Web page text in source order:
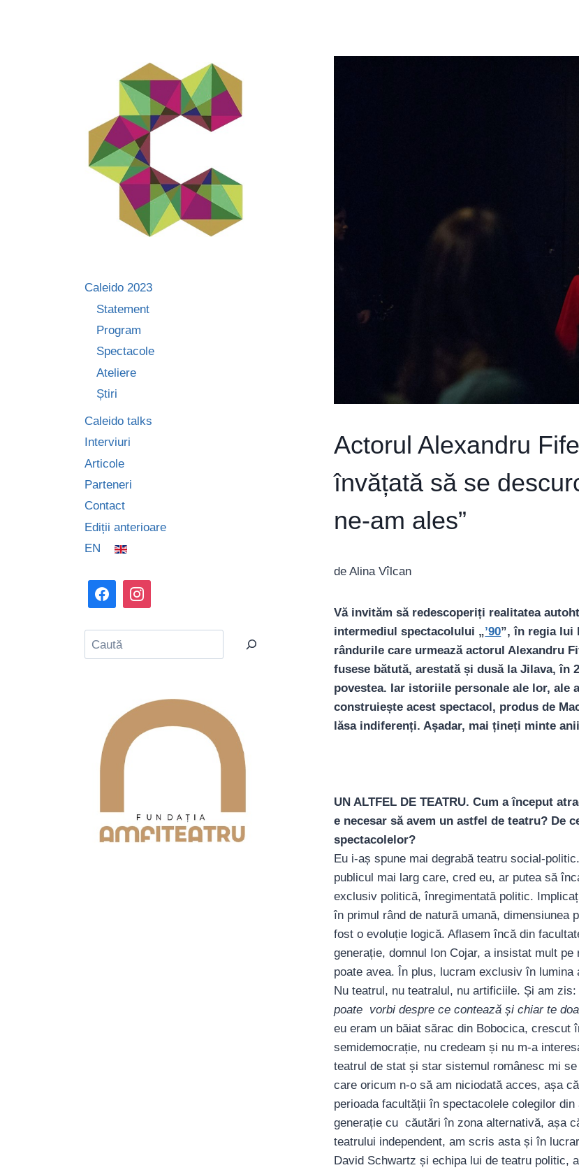
Actorul Alexandru
învățată să se
ne-am ales”
de Alina Vîlcan
Vă invităm să redescoperiți realitatea
intermediul spectacolului „’90”, în regia lui
rândurile care urmează actorul Alexandru
fusese bătută, arestată și dusă la Jilava, în
povestea. Iar istoriile personale ale lor,
construiește acest spectacol, produs de
lăsa indiferenți. Așadar, mai țineți minte
UN ALTFEL DE TEATRU. Cum a început
e necesar să avem un astfel de teatru? De
spectacolelor?
Eu i-aș spune mai degrabă teatru social-
publicul mai larg care, cred eu, ar putea să
exclusiv politică, înregimentată politic.
în primul rând de natură umană, dimensiunea
fost o evoluție logică. Aflasem încă din
generație, domnul Ion Cojar, a insistat mult
poate avea. În plus, lucram exclusiv în
Nu teatrul, nu teatralul, nu artificiile. Și am
poate vorbi despre ce contează și chiar te
eu eram un băiat sărac din Bobocica, crescut
semidemocrație, nu credeam și nu m-a
teatrul de stat și star sistemul românesc mi
care oricum n-o să am niciodată acces, așa
perioada facultății în spectacolele colegilor
generație cu căutări în zona alternativă, așa
teatrului independent, am scris asta și în
David Schwartz și echipa lui de teatru politic,
Caleido 2023
Statement
Program
Spectacole
Ateliere
Știri
Caleido talks
Interviuri
Articole
Parteneri
Contact
Ediții anterioare
EN
Caută